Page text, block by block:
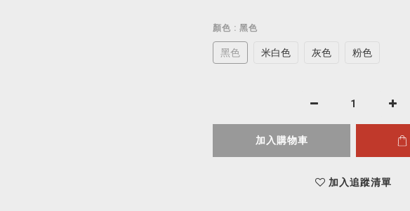
顏色 : 黑色
黑色 米白色 灰色 粉色
加入購物車
加入追蹤清單